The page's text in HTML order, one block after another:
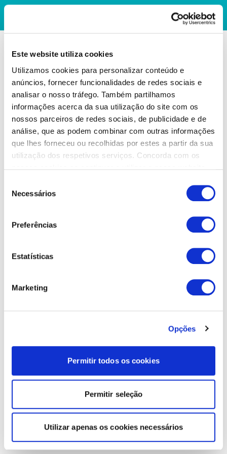
Este website utiliza cookies
Utilizamos cookies para personalizar conteúdo e
anúncios, fornecer funcionalidades de redes sociais e
analisar o nosso tráfego. Também partilhamos
informações acerca da sua utilização do site com os
nossos parceiros de redes sociais, de publicidade e de
análise, que as podem combinar com outras informações
que lhes forneceu ou recolhidas por estes a partir da sua
utilização dos respetivos serviços. Concorda com os
Necessários
Preferências
Estatísticas
Marketing
Opções
Permitir todos os cookies
Permitir seleção
Utilizar apenas os cookies necessários